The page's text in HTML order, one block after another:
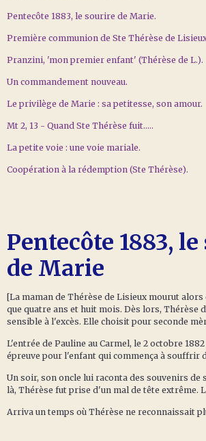
Pentecôte 1883, le sourire de Marie.
Première communion de Ste Thérèse de
Pranzini, 'mon premier enfant' (Thérèse de L.).
Un commandement nouveau.
Le privilège de Marie : sa petitesse, son amour.
Mt 2, 13 - Quand Ste Thérèse fuit…..
La petite voie : une voie mariale.
Coopération à la rédemption (Ste Thérèse).
Pentecôte 1883,
de Marie
[La maman de Thérèse de Lisieux mourut
que quatre ans et huit mois. Dès lors, Thérèse
sensible à l'excès. Elle choisit pour seconde
L'entrée de Pauline au Carmel, le 2 octobre
épreuve pour l'enfant qui commença à souffrir
Un soir, son oncle lui raconta des souvenirs de
là, Thérèse fut prise d'un mal de tête extrême.
Arriva un temps où Thérèse ne reconnaissait